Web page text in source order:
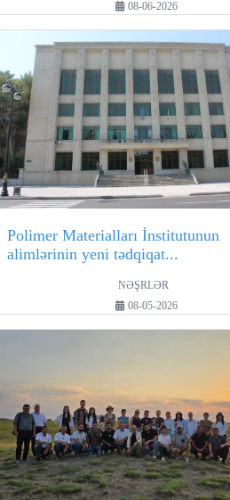
08-06-2026
Polimer Materialları İnstitutunun
alimlərinin yeni tədqiqat...
NƏŞRLƏR
08-05-2026